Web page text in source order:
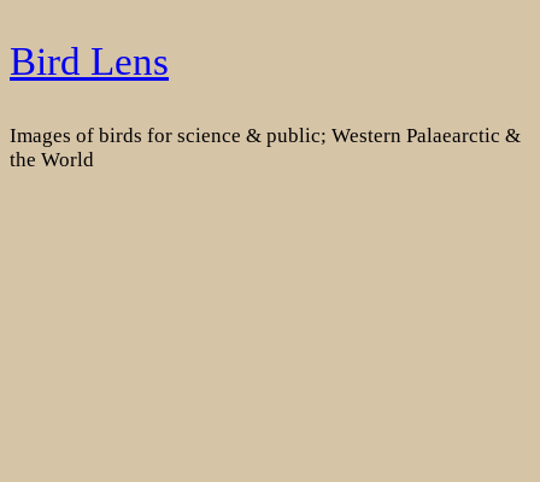
Skip
to
Bird Lens
Images of birds for science & public; Western Palaearctic &
the World